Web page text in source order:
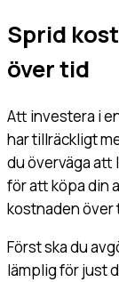
Sprid
över tid
Att investera i
har tillräckligt
du överväga att
för att köpa din
kostnaden över
Först ska du
lämplig för just